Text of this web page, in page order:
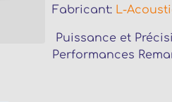
Fabricant: L-
Puissance et
Performances